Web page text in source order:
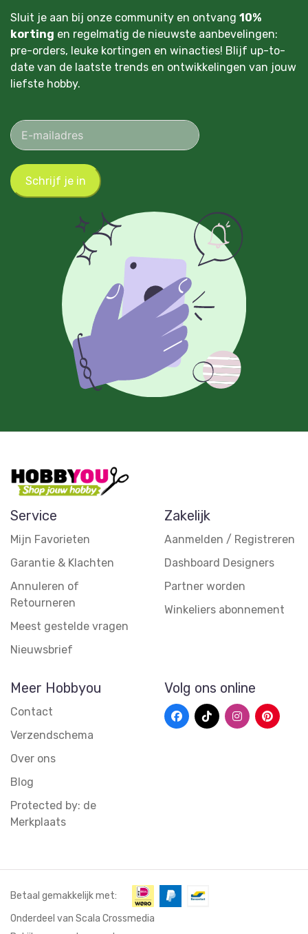
Sluit je aan bij onze community en ontvang 10%
korting en regelmatig de nieuwste aanbevelingen:
pre-orders, leuke kortingen en winacties! Blijf up-to-
date van de laatste trends en ontwikkelingen van jouw
liefste hobby.
Schrijf je in
Service
Mijn Favorieten
Garantie & Klachten
Annuleren of
Retourneren
Meest gestelde vragen
Nieuwsbrief
Zakelijk
Aanmelden / Registreren
Dashboard Designers
Partner worden
Winkeliers abonnement
Meer Hobbyou
Contact
Verzendschema
Over ons
Blog
Protected by: de
Merkplaats
Volg ons online
Onderdeel van Scala Crossmedia
Betaal gemakkelijk met: